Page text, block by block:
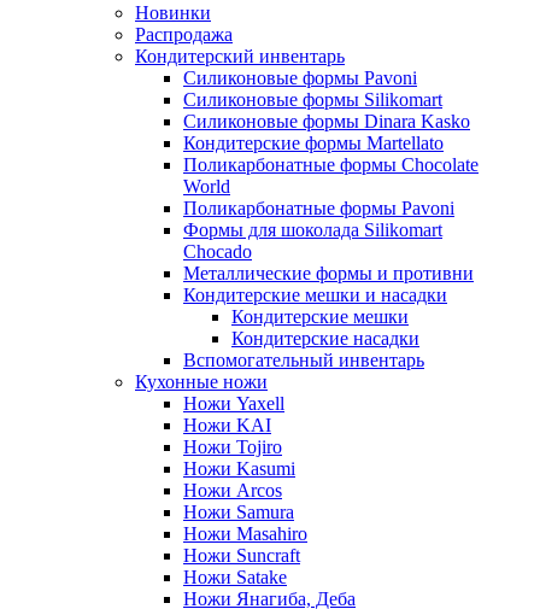
Новинки
Распродажа
Кондитерский инвентарь
Силиконовые формы Pavoni
Силиконовые формы Silikomart
Силиконовые формы Dinara Kasko
Кондитерские формы Martellato
Поликарбонатные формы Chocolate
World
Поликарбонатные формы Pavoni
Формы для шоколада Silikomart
Chocado
Металлические формы и противни
Кондитерские мешки и насадки
Кондитерские мешки
Кондитерские насадки
Вспомогательный инвентарь
Кухонные ножи
Ножи Yaxell
Ножи KAI
Ножи Tojiro
Ножи Kasumi
Ножи Arcos
Ножи Samura
Ножи Masahiro
Ножи Suncraft
Ножи Satake
Ножи Янагиба, Деба